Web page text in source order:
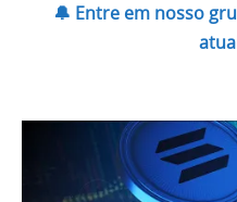
🔔 Entre em nosso